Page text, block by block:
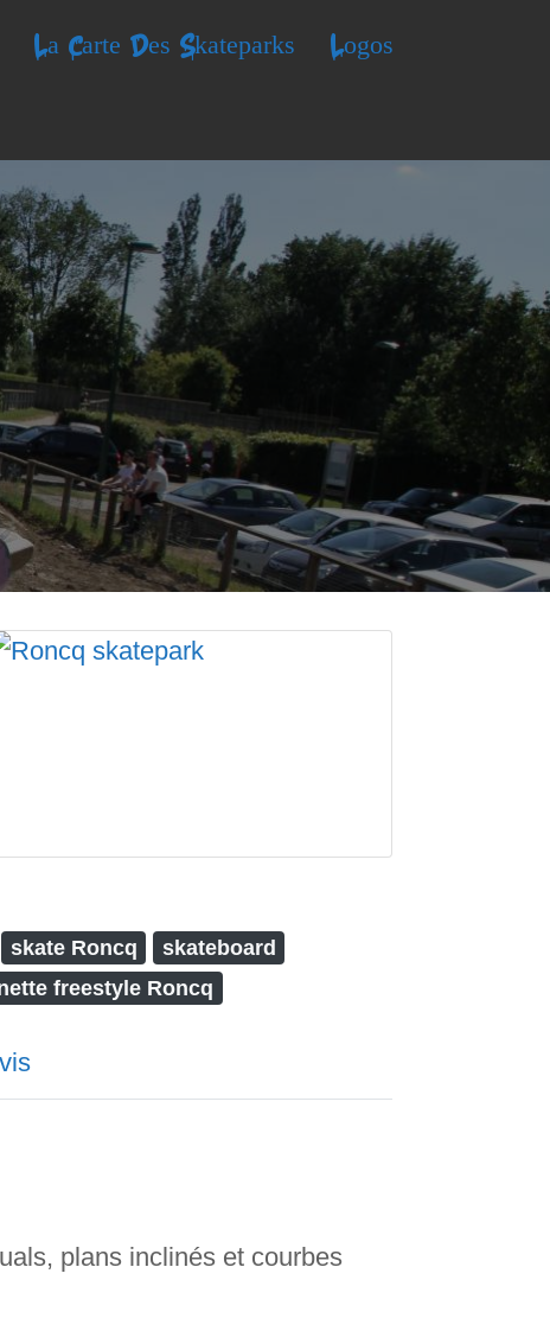
La Carte Des Skateparks Logos
skate Roncq
skateboard
freestyle Roncq
plans inclinés et courbes